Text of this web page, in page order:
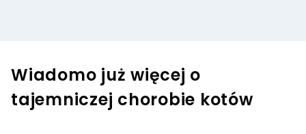
Wiadomo już więcej o
tajemniczej chorobie kotów